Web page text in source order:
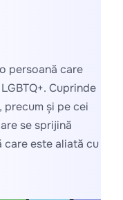
persoană care
Cuprinde
și pe cei
se sprijină
care este aliată cu